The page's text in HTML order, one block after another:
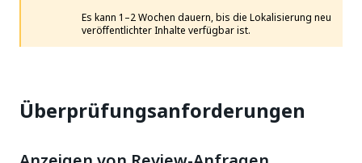
Es kann 1–2 Wochen dauern, bis die Lokalisierung neu
veröffentlichter Inhalte verfügbar ist.
Überprüfungsanforderungen